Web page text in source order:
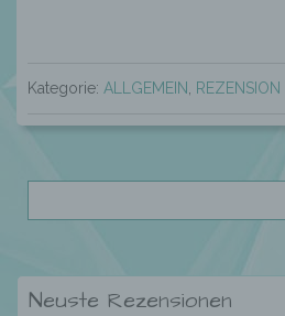
Kategorie: ALLGEMEIN REZENSION
Neuste Rezensionen